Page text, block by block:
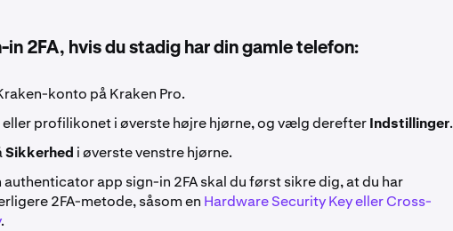
2FA, hvis du stadig har din gamle telefon:
konto på Kraken Pro.
eller profilikonet i øverste højre hjørne, og vælg derefterIndstillinger.
Sikkerhed i øverste venstre hjørne.
authenticator app sign-in 2FA skal du først sikre dig, at du har
2FA-metode, såsom en Hardware Security Key eller Cross-
.